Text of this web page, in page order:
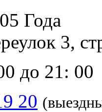
Года
3,
до 21: 00
20